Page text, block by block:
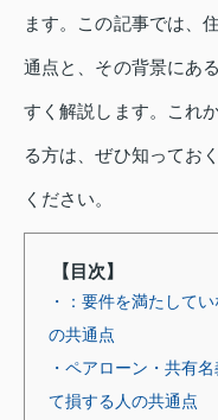
ます。この記事では、
通点と、その背景にあ
すく解説します。これ
る方は、ぜひ知ってお
ください。
【目次】
・：要件を満たして
の共通点
・ペアローン・共有
て損する人の共通点